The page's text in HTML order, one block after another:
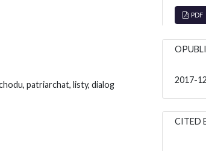
patriarchat, listy, dialog
PDF
2017-
CITED